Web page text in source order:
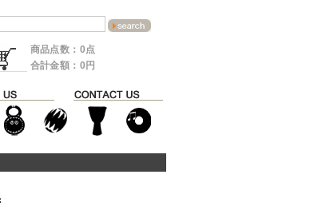
商品点数：0点
合計金額：0円